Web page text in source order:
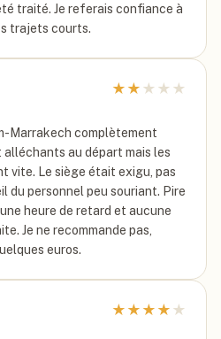
traité. Je referais confiance à
trajets courts.
★ ★ ★ ★ ★
Marrakech complètement
au départ mais les
vite. Le siège était exigu, pas
du personnel peu souriant. Pire
heure de retard et aucune
Je ne recommande pas,
euros.
★ ★ ★ ★ ★